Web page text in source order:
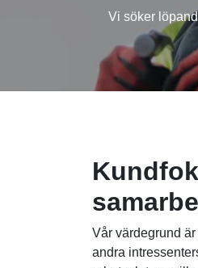
Vi söker
Vår värdegrund
andra